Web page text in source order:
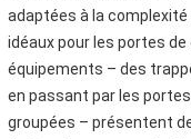
adaptées à la
idéaux pour les portes
équipements – des
en passant par les
groupées – présentent